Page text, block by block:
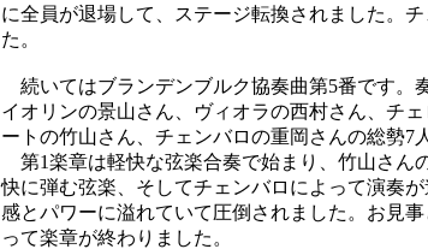
に全員が退場して、ステージ転換されました。
た。
続いてはブランデンブルク協奏曲第5番です。
イオリンの景山さん、ヴィオラの西村さん、チ
ートの竹山さん、チェンバロの重岡さんの総勢7
第1楽章は軽快な弦楽合奏で始まり、竹山さん
快に弾む弦楽、そしてチェンバロによって演奏
感とパワーに溢れていて圧倒されました。お見
って楽章が終わりました。